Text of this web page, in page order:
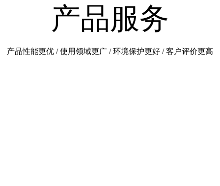
产品服务
产品性能更优 / 使用领域更广 / 环境保护更好 / 客户评价更高